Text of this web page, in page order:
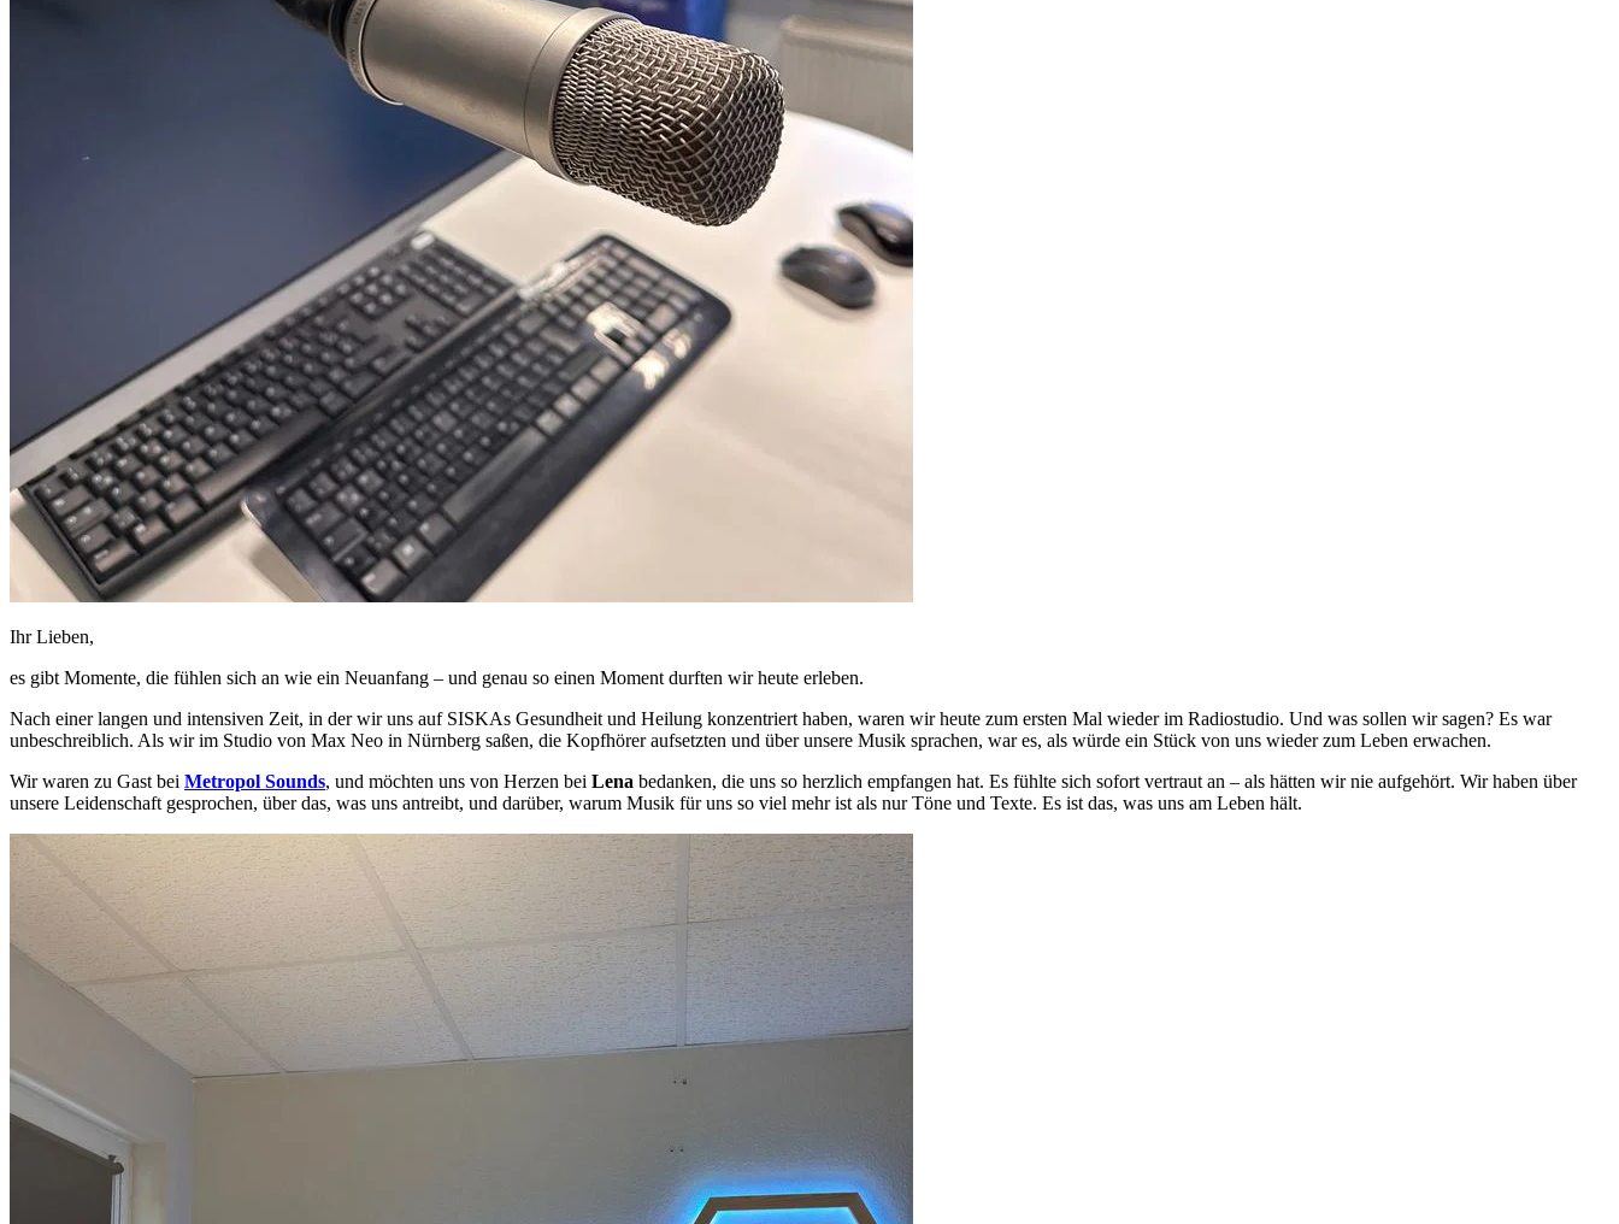
Ihr Lieben,
es gibt Momente, die fühlen sich an wie ein Neuanfang – und genau so einen Moment durften wir heute erleben.
Nach einer langen und intensiven Zeit, in der wir uns auf SISKAs Gesundheit und Heilung konzentriert haben, waren wir heute zum ersten Mal wieder im Radiostudio. Und was sollen wir sagen? Es war
unbeschreiblich. Als wir im Studio von Max Neo in Nürnberg saßen, die Kopfhörer aufsetzten und über unsere Musik sprachen, war es, als würde ein Stück von uns wieder zum Leben erwachen.
Wir waren zu Gast bei Metropol Sounds, und möchten uns von Herzen bei Lena bedanken, die uns so herzlich empfangen hat. Es fühlte sich sofort vertraut an – als hätten wir nie aufgehört. Wir haben über
unsere Leidenschaft gesprochen, über das, was uns antreibt, und darüber, warum Musik für uns so viel mehr ist als nur Töne und Texte. Es ist das, was uns am Leben hält.